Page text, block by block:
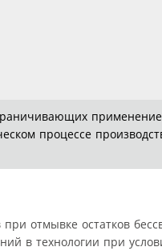
процессе
отмывке остатков
в технологии при